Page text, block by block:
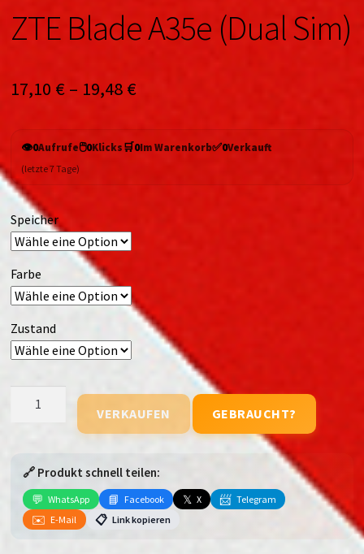
ZTE Blade A35e (Dual Sim)
17,10 € – 19,48 €
👁️0Aufrufe🖱️0Klicks🛒0Im Warenkorb✅0Verkauft
(letzte 7 Tage)
Speicher
Farbe
Zustand
Sim)
Menge
VERKAUFEN GEBRAUCHT?
🔗 Produkt schnell teilen:
💬 WhatsApp 📘 Facebook 𝕏 X 📨 Telegram
✉️ E-Mail 📋 Link kopieren